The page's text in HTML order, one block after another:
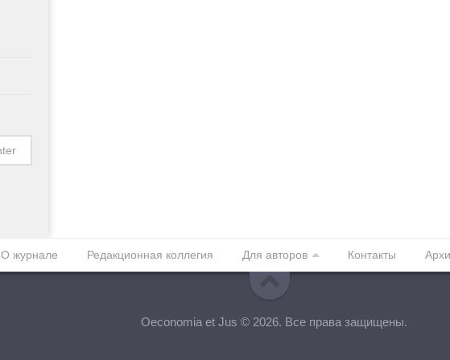
О журнале Редакционная коллегия Для авторов Контакты
Oeconomia et Jus © 2026. Все права защищены.